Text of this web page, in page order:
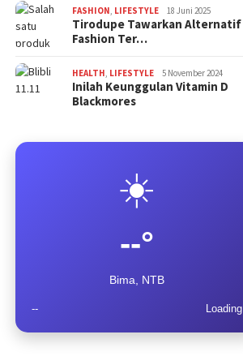
FASHION, LIFESTYLE 18 Juni 2025
Tirodupe Tawarkan Alternatif
Fashion Ter…
HEALTH, LIFESTYLE 5 November 2024
Inilah Keunggulan Vitamin D
Blackmores
☀️
--°
Bima, NTB
-- Loading